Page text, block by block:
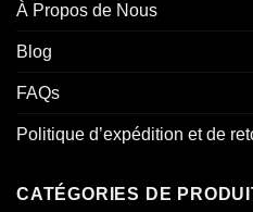
À Propos de Nous
Blog
FAQs
Politique d’expédition et de
CATÉGORIES DE